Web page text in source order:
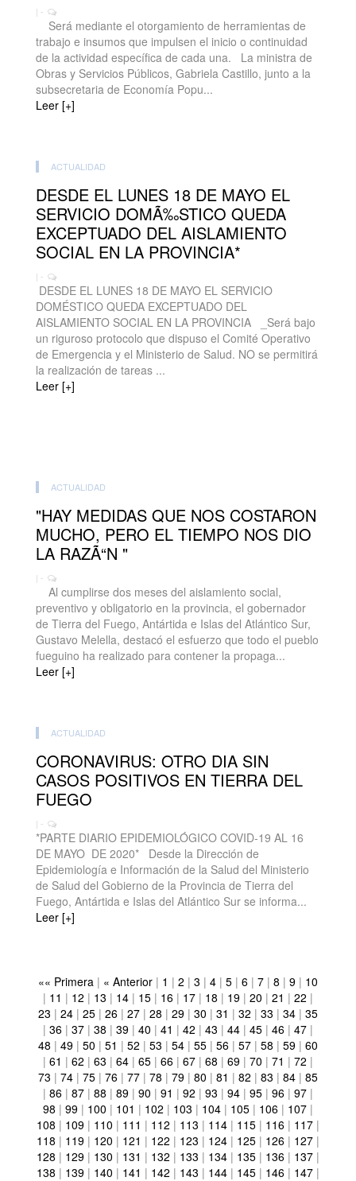
| -
Será mediante el otorgamiento de herramientas de
trabajo e insumos que impulsen el inicio o continuidad
de la actividad específica de cada una. La ministra de
Obras y Servicios Públicos, Gabriela Castillo, junto a la
subsecretaria de Economía Popu...
Leer [+]
ACTUALIDAD
DESDE EL LUNES 18 DE MAYO EL
SERVICIO DOMÃ‰STICO QUEDA
EXCEPTUADO DEL AISLAMIENTO
SOCIAL EN LA PROVINCIA*
| -
DESDE EL LUNES 18 DE MAYO EL SERVICIO
DOMÉSTICO QUEDA EXCEPTUADO DEL
AISLAMIENTO SOCIAL EN LA PROVINCIA _Será bajo
un riguroso protocolo que dispuso el Comité Operativo
de Emergencia y el Ministerio de Salud. NO se permitirá
la realización de tareas ...
Leer [+]
ACTUALIDAD
"HAY MEDIDAS QUE NOS COSTARON
MUCHO, PERO EL TIEMPO NOS DIO
LA RAZÃ“N "
| -
Al cumplirse dos meses del aislamiento social,
preventivo y obligatorio en la provincia, el gobernador
de Tierra del Fuego, Antártida e Islas del Atlántico Sur,
Gustavo Melella, destacó el esfuerzo que todo el pueblo
fueguino ha realizado para contener la propaga...
Leer [+]
ACTUALIDAD
CORONAVIRUS: OTRO DIA SIN
CASOS POSITIVOS EN TIERRA DEL
FUEGO
| -
*PARTE DIARIO EPIDEMIOLÓGICO COVID-19 AL 16
DE MAYO DE 2020* Desde la Dirección de
Epidemiología e Información de la Salud del Ministerio
de Salud del Gobierno de la Provincia de Tierra del
Fuego, Antártida e Islas del Atlántico Sur se informa...
Leer [+]
«« Primera | « Anterior | 1 | 2 | 3 | 4 | 5 | 6 | 7 | 8 | 9 | 10
| 11 | 12 | 13 | 14 | 15 | 16 | 17 | 18 | 19 | 20 | 21 | 22 |
23 | 24 | 25 | 26 | 27 | 28 | 29 | 30 | 31 | 32 | 33 | 34 | 35
| 36 | 37 | 38 | 39 | 40 | 41 | 42 | 43 | 44 | 45 | 46 | 47 |
48 | 49 | 50 | 51 | 52 | 53 | 54 | 55 | 56 | 57 | 58 | 59 | 60
| 61 | 62 | 63 | 64 | 65 | 66 | 67 | 68 | 69 | 70 | 71 | 72 |
73 | 74 | 75 | 76 | 77 | 78 | 79 | 80 | 81 | 82 | 83 | 84 | 85
| 86 | 87 | 88 | 89 | 90 | 91 | 92 | 93 | 94 | 95 | 96 | 97 |
98 | 99 | 100 | 101 | 102 | 103 | 104 | 105 | 106 | 107 |
108 | 109 | 110 | 111 | 112 | 113 | 114 | 115 | 116 | 117 |
118 | 119 | 120 | 121 | 122 | 123 | 124 | 125 | 126 | 127 |
128 | 129 | 130 | 131 | 132 | 133 | 134 | 135 | 136 | 137 |
138 | 139 | 140 | 141 | 142 | 143 | 144 | 145 | 146 | 147 |